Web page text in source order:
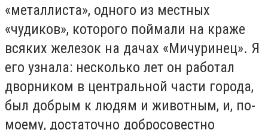
«металлиста», одного из местных
«чудиков», которого поймали на краже
всяких железок на дачах «Мичуринец». Я
его узнала: несколько лет он работал
дворником в центральной части города,
был добрым к людям и животным, и, по-
моему, достаточно добросовестно